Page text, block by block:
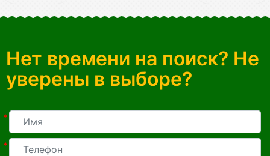
Нет времени на поиск? Не
уверены в выборе?
*
*